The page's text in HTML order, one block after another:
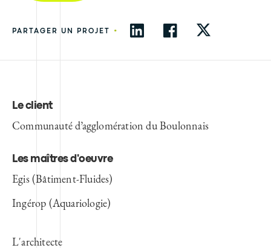
PARTAGER UN PROJET •
Le client
Communauté d’agglomération du Boulonnais
Les maîtres d'oeuvre
Egis (Bâtiment-Fluides)
Ingérop (Aquariologie)
L'architecte